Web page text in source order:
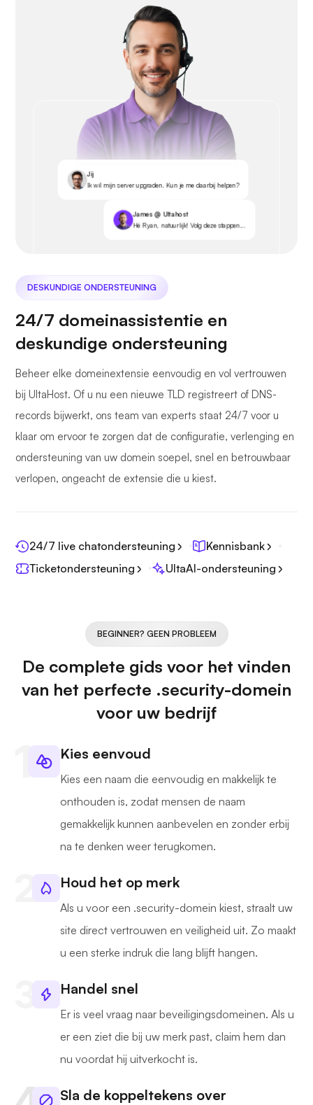
Jij
Ik wil mijn server upgraden. Kun je me daarbij helpen?
James @ Ultahost
Hé Ryan, natuurlijk! Volg deze stappen...
DESKUNDIGE ONDERSTEUNING
24/7 domeinassistentie en
deskundige ondersteuning
Beheer elke domeinextensie eenvoudig en vol vertrouwen
bij UltaHost. Of u nu een nieuwe TLD registreert of DNS-
records bijwerkt, ons team van experts staat 24/7 voor u
klaar om ervoor te zorgen dat de configuratie, verlenging en
ondersteuning van uw domein soepel, snel en betrouwbaar
verlopen, ongeacht de extensie die u kiest.
24/7 live chatondersteuning
Kennisbank
Ticketondersteuning
UltaAI-ondersteuning
BEGINNER? GEEN PROBLEEM
De complete gids voor het vinden
van het perfecte .security-domein
voor uw bedrijf
Kies eenvoud
Kies een naam die eenvoudig en makkelijk te
onthouden is, zodat mensen de naam
gemakkelijk kunnen aanbevelen en zonder erbij
na te denken weer terugkomen.
Houd het op merk
Als u voor een .security-domein kiest, straalt uw
site direct vertrouwen en veiligheid uit. Zo maakt
u een sterke indruk die lang blijft hangen.
Handel snel
Er is veel vraag naar beveiligingsdomeinen. Als u
er een ziet die bij uw merk past, claim hem dan
nu voordat hij uitverkocht is.
Sla de koppeltekens over